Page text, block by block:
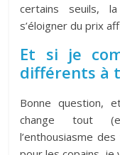
certains seuils,
s’éloigner du prix
Et si je
différents à
Bonne question,
change tout
l’enthousiasme